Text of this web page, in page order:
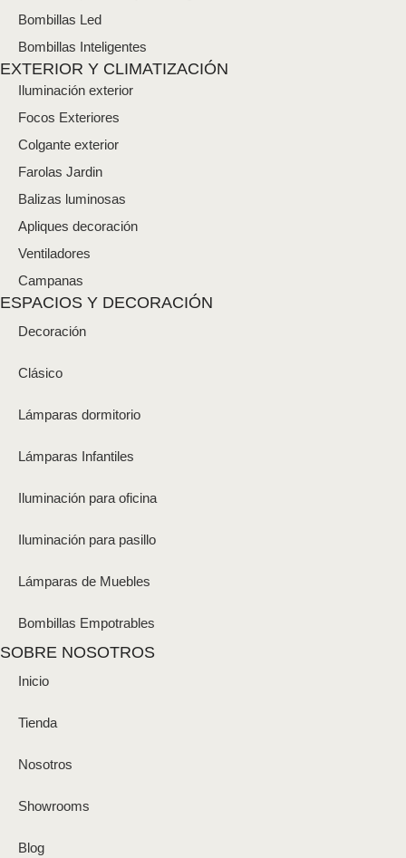
Bombillas Led
Bombillas Inteligentes
EXTERIOR Y CLIMATIZACIÓN
Iluminación exterior
Focos Exteriores
Colgante exterior
Farolas Jardin
Balizas luminosas
Apliques decoración
Ventiladores
Campanas
ESPACIOS Y DECORACIÓN
Decoración
Clásico
Lámparas dormitorio
Lámparas Infantiles
Iluminación para oficina
Iluminación para pasillo
Lámparas de Muebles
Bombillas Empotrables
SOBRE NOSOTROS
Inicio
Tienda
Nosotros
Showrooms
Blog